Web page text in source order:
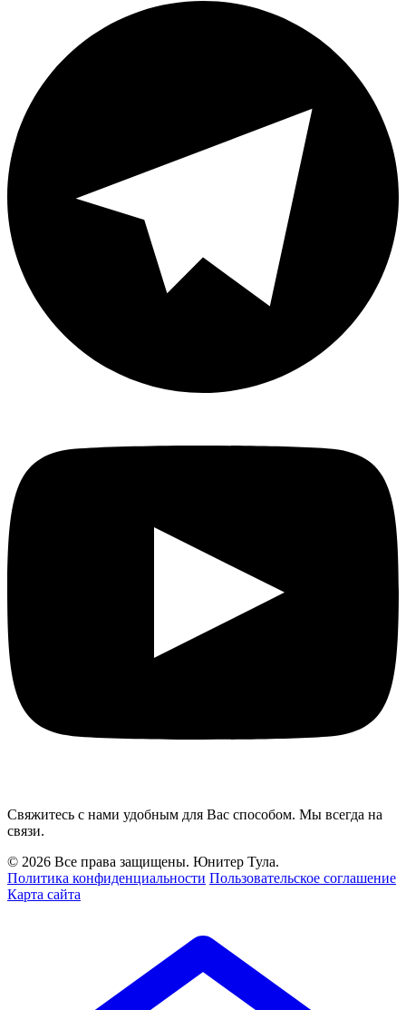
Свяжитесь с нами удобным для Вас способом. Мы всегда на
связи.
© 2026 Все права защищены. Юнитер Тула.
Политика конфиденциальности Пользовательское соглашение
Карта сайта